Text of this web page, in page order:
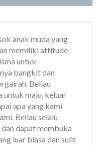
anak muda yang
memiliki attitude
untuk
bangkit dan
Beliau
untuk maju, keluar
apa yang kami
Beliau selalu
dapat membuka
luar biasa dan sulit